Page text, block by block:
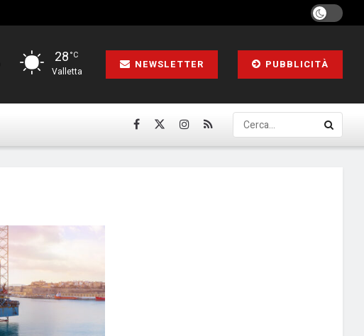
28°C
Valletta
NEWSLETTER PUBBLICITÀ